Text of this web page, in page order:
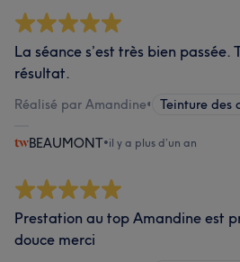
La séance s’est très bien passée.
résultat.
Réalisé par Amandine• Teinture des
BEAUMONT•il y a plus d’un an
Prestation au top Amandine est
douce merci